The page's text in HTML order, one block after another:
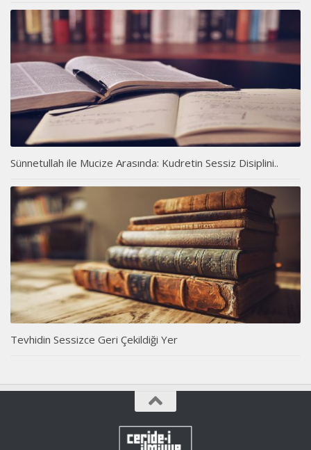
Sünnetullah ile Mucize Arasında: Kudretin Sessiz Disiplini..
Tevhidin Sessizce Geri Çekildiği Yer